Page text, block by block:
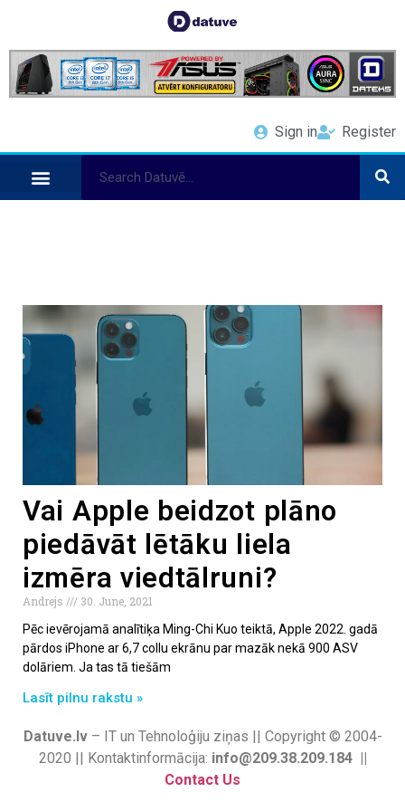
Sign in Register
Vai Apple beidzot plāno
piedāvāt lētāku liela
izmēra viedtālruni?
Andrejs
30. June, 2021
Pēc ievērojamā analītiķa Ming-Chi Kuo teiktā, Apple 2022. gadā
pārdos iPhone ar 6,7 collu ekrānu par mazāk nekā 900 ASV
dolāriem. Ja tas tā tiešām
Lasīt pilnu rakstu »
Datuve.lv– IT un Tehnoloģiju ziņas || Copyright © 2004-
2020 || Kontaktinformācija: info@209.38.209.184 ||
Contact Us